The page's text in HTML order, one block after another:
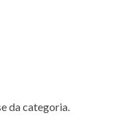
da categoria.